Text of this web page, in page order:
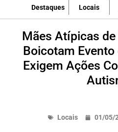
Destaques Locais
Mães Atípicas
Boicotam
Exigem Ações
Locais 01/05/